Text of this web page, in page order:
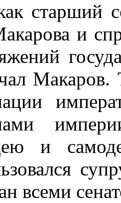
старший
и
Макаров.
и
всеми